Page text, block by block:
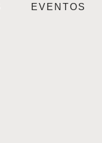
EVENTOS